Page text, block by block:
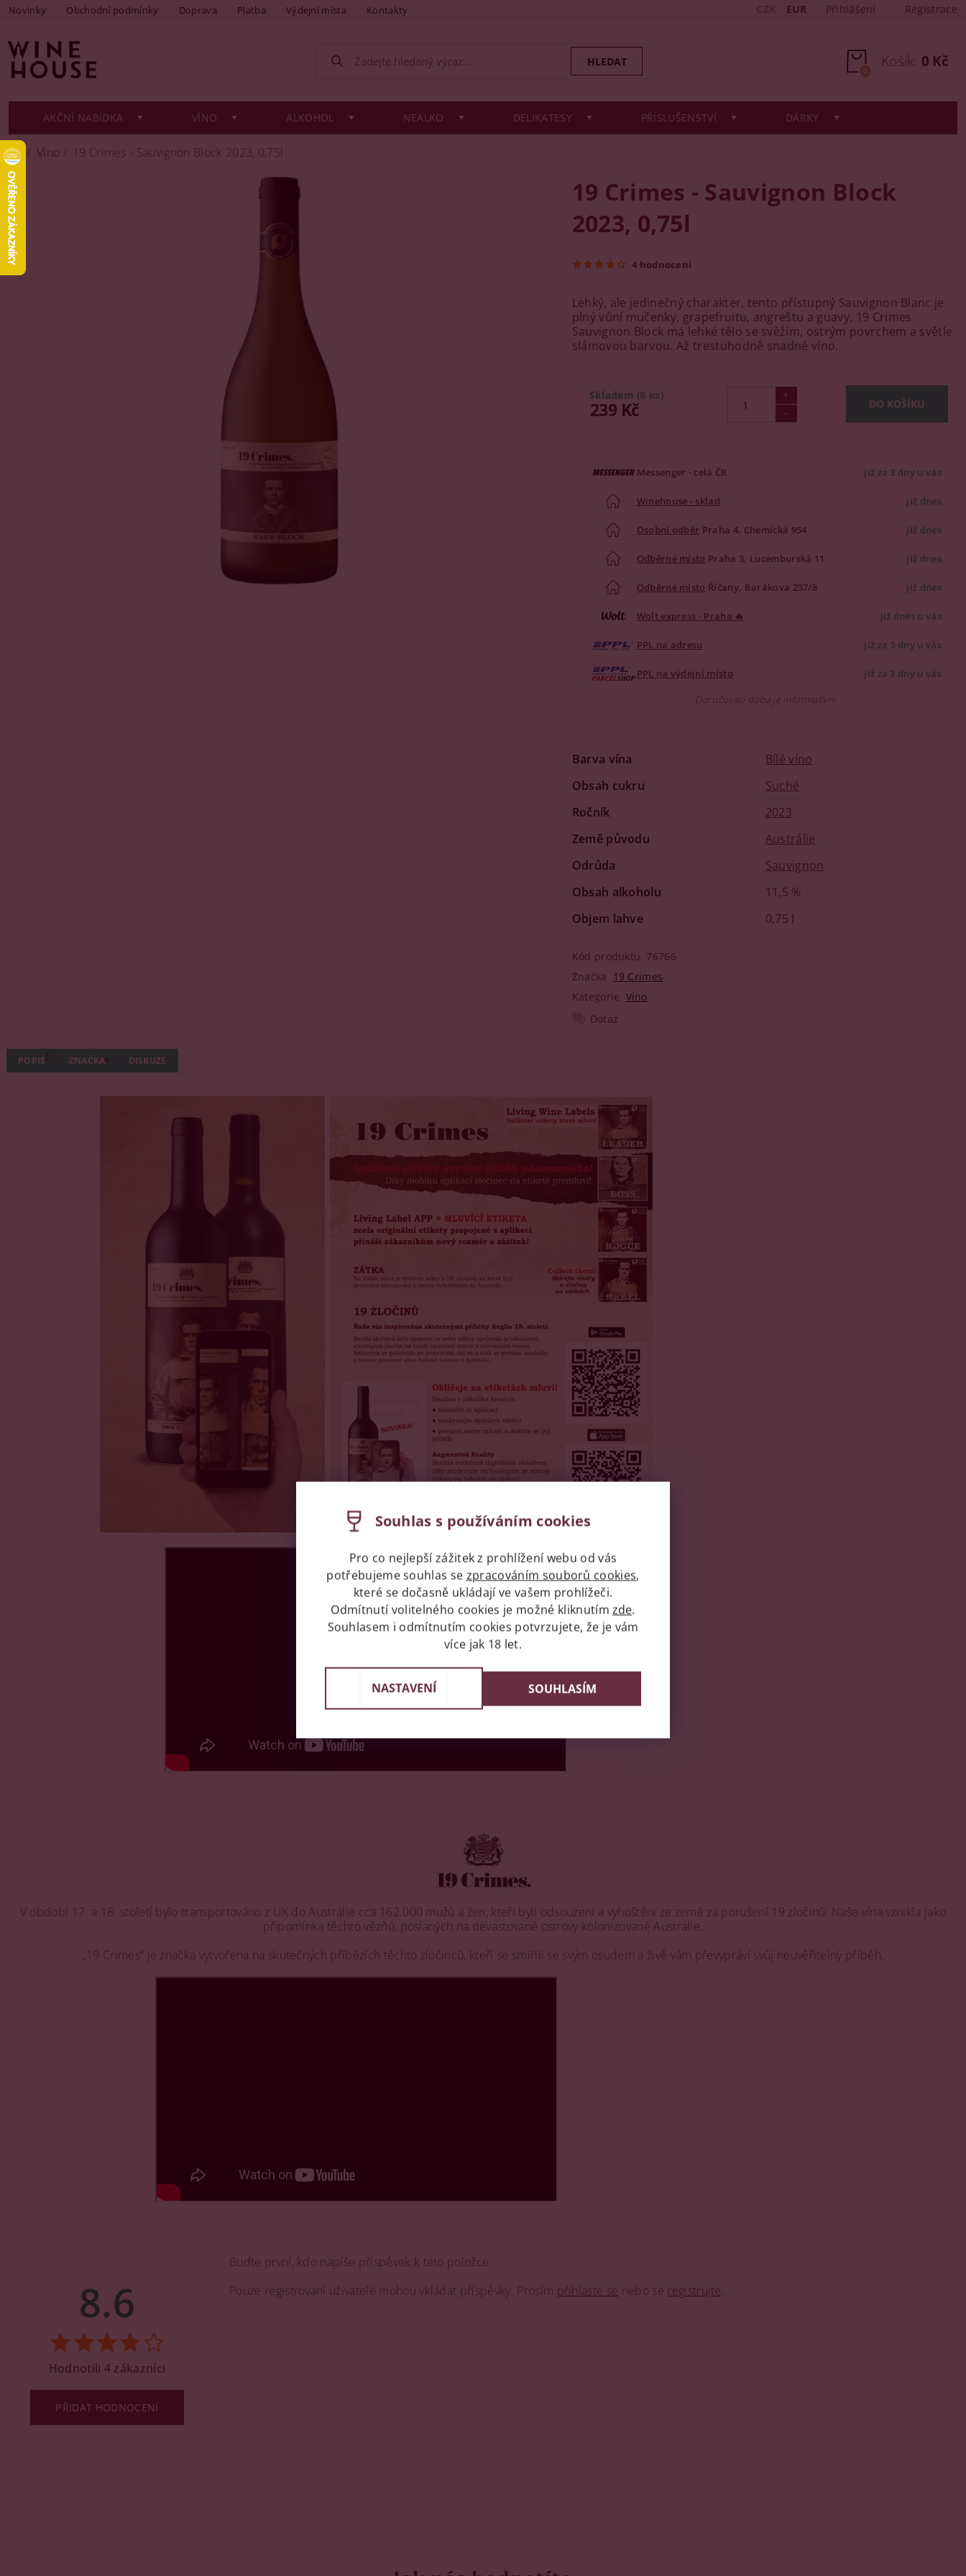
Novinky Obchodní podmínky Doprava Platba Výdejní místa Kontakty EUR Přihlášení Registrace
Košík: 0 Kč
0
AKČNÍ NABÍDKA VÍNO ALKOHOL NEALKO DELIKATESY PŘÍSLUŠENSTVÍ DÁRKY
Víno 19 Crimes - Sauvignon Block 2023, 0,75l
19 Crimes - Sauvignon Block
2023, 0,75l
4 hodnocení
Lehký, ale jedinečný charakter, tento přístupný Sauvignon Blanc je
plný vůní mučenky, grapefruitu, angreštu a guavy. 19 Crimes
Sauvignon Block má lehké tělo se svěžím, ostrým povrchem a světle
slámovou barvou.Až trestuhodně snadné víno.
Skladem (8 ks)
239 Kč
Messenger - celá ČR již za 3 dny u vás
Winehouse - sklad již dnes
Osobní odběr Praha 4, Chemická 954 již dnes
Odběrné místo Praha 3, Lucemburská 11 již dnes
Odběrné místo Říčany, Barákova 237/8 již dnes
Wolt express - Praha 🔥 již dnes u vás
PPL na adresu již za 3 dny u vás
PPL na výdejní místo
již za 3 dny u vás
Doručovací doba je informativní
Barva vína
Bílé víno
Obsah cukru
Suché
Ročník
2023
Země původu
Austrálie
Odrůda
Sauvignon
Obsah alkoholu
11,5 %
Objem lahve
0,75 l
Kód produktu 76766
Značka 19 Crimes
Kategorie Víno
Dotaz
POPIS ZNAČKA DISKUZE
V období 17. a 18. století bylo transportováno z UK do Austrálie cca 162.000 mužů a žen, kteří byli odsouzeni a vyhoštěni ze země za porušení 19 zločinů. Naše vína vznikla jako
připomínka těchto vězňů, poslaných na devastované ostrovy kolonizované Austrálie.
„19 Crimes“ je značka vytvořena na skutečných příbězích těchto zločinců, kteří se smířili se svým osudem a živě vám převypráví svůj neuvěřitelný příběh.
Buďte první, kdo napíše příspěvek k této položce.
Pouze registrovaní uživatelé mohou vkládat příspěvky. Prosím přihlaste se nebo se registrujte
8.6
Hodnotili 4 zákazníci
PŘIDAT HODNOCENÍ
Souhlas s používáním cookies
Pro co nejlepší zážitek z prohlížení webu od vás
potřebujeme souhlas se zpracováním souborů cookies,
které se dočasně ukládají ve vašem prohlížeči.
Odmítnutí volitelného cookies je možné kliknutímzde.
Souhlasem i odmítnutím cookies potvrzujete, že je vám
více jak 18 let.
NASTAVENÍ SOUHLASÍM